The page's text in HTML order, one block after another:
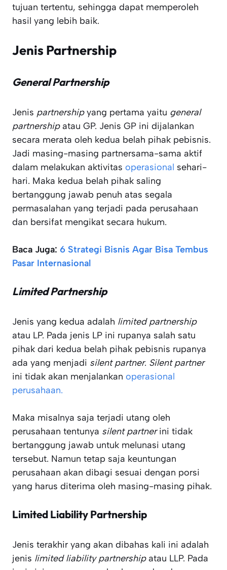
tujuan tertentu, sehingga dapat memperoleh
hasil yang lebih baik.
Jenis Partnership
General Partnership
Jenis partnershipyang pertama yaitu general
partnershipatau GP. Jenis GP ini dijalankan
secara merata oleh kedua belah pihak pebisnis.
Jadi masing-masing partnersama-sama aktif
dalam melakukan aktivitas operasional sehari-
hari. Maka kedua belah pihak saling
bertanggung jawab penuh atas segala
permasalahan yang terjadi pada perusahaan
dan bersifat mengikat secara hukum.
Baca Juga: 6 Strategi Bisnis Agar Bisa Tembus
Pasar Internasional
LimitedPartnership
Jenis yang kedua adalah limited partnership
atau LP. Pada jenis LP ini rupanya salah satu
pihak dari kedua belah pihak pebisnis rupanya
ada yang menjadi silent partner. Silent partner
ini tidak akan menjalankan operasional
perusahaan.
Maka misalnya saja terjadi utang oleh
perusahaan tentunya silent partnerini tidak
bertanggung jawab untuk melunasi utang
tersebut. Namun tetap saja keuntungan
perusahaan akan dibagi sesuai dengan porsi
yang harus diterima oleh masing-masing pihak.
Limited Liability Partnership
Jenis terakhir yang akan dibahas kali ini adalah
jenis limited liability partnershipatau LLP. Pada